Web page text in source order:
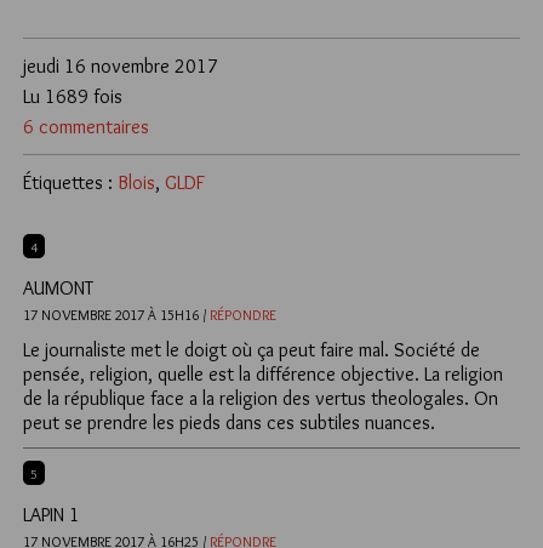
jeudi 16 novembre 2017
6 commentaires
Lu 1689 fois
Étiquettes : Blois, GLDF
4
AUMONT
17 NOVEMBRE 2017 À 15H16 / RÉPONDRE
Le journaliste met le doigt où ça peut faire mal. Société de
pensée, religion, quelle est la différence objective. La religion
de la république face a la religion des vertus theologales. On
peut se prendre les pieds dans ces subtiles nuances.
5
LAPIN 1
17 NOVEMBRE 2017 À 16H25 / RÉPONDRE